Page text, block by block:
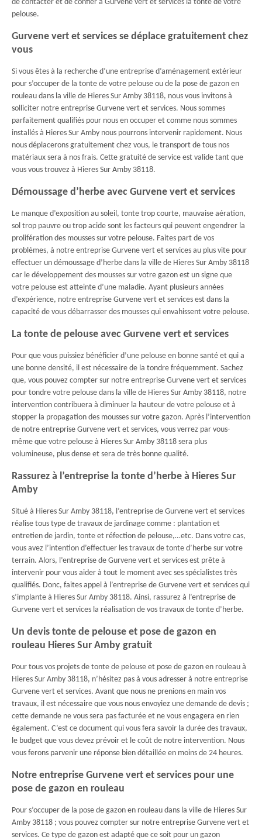
de contacter et de confier à Gurvene vert et services la tonte de votre
pelouse.
Gurvene vert et services se déplace gratuitement chez
vous
Si vous êtes à la recherche d’une entreprise d’aménagement extérieur
pour s’occuper de la tonte de votre pelouse ou de la pose de gazon en
rouleau dans la ville de Hieres Sur Amby 38118, nous vous invitons à
solliciter notre entreprise Gurvene vert et services. Nous sommes
parfaitement qualifiés pour nous en occuper et comme nous sommes
installés à Hieres Sur Amby nous pourrons intervenir rapidement. Nous
nous déplacerons gratuitement chez vous, le transport de tous nos
matériaux sera à nos frais. Cette gratuité de service est valide tant que
vous vous trouvez à Hieres Sur Amby 38118.
Démoussage d’herbe avec Gurvene vert et services
Le manque d’exposition au soleil, tonte trop courte, mauvaise aération,
sol trop pauvre ou trop acide sont les facteurs qui peuvent engendrer la
prolifération des mousses sur votre pelouse. Faites part de vos
problèmes, à notre entreprise Gurvene vert et services au plus vite pour
effectuer un démoussage d’herbe dans la ville de Hieres Sur Amby 38118
car le développement des mousses sur votre gazon est un signe que
votre pelouse est atteinte d’une maladie. Ayant plusieurs années
d’expérience, notre entreprise Gurvene vert et services est dans la
capacité de vous débarrasser des mousses qui envahissent votre pelouse.
La tonte de pelouse avec Gurvene vert et services
Pour que vous puissiez bénéficier d’une pelouse en bonne santé et qui a
une bonne densité, il est nécessaire de la tondre fréquemment. Sachez
que, vous pouvez compter sur notre entreprise Gurvene vert et services
pour tondre votre pelouse dans la ville de Hieres Sur Amby 38118, notre
intervention contribuera à diminuer la hauteur de votre pelouse et à
stopper la propagation des mousses sur votre gazon. Après l’intervention
de notre entreprise Gurvene vert et services, vous verrez par vous-
même que votre pelouse à Hieres Sur Amby 38118 sera plus
volumineuse, plus dense et sera de très bonne qualité.
Rassurez à l’entreprise la tonte d’herbe à Hieres Sur
Amby
Situé à Hieres Sur Amby 38118, l’entreprise de Gurvene vert et services
réalise tous type de travaux de jardinage comme : plantation et
entretien de jardin, tonte et réfection de pelouse,…etc. Dans votre cas,
vous avez l’intention d’effectuer les travaux de tonte d’herbe sur votre
terrain. Alors, l’entreprise de Gurvene vert et services est prête à
intervenir pour vous aider à tout le moment avec ses spécialistes très
qualifiés. Donc, faites appel à l’entreprise de Gurvene vert et services qui
s’implante à Hieres Sur Amby 38118. Ainsi, rassurez à l’entreprise de
Gurvene vert et services la réalisation de vos travaux de tonte d’herbe.
Un devis tonte de pelouse et pose de gazon en
rouleau Hieres Sur Amby gratuit
Pour tous vos projets de tonte de pelouse et pose de gazon en rouleau à
Hieres Sur Amby 38118, n’hésitez pas à vous adresser à notre entreprise
Gurvene vert et services. Avant que nous ne prenions en main vos
travaux, il est nécessaire que vous nous envoyiez une demande de devis ;
cette demande ne vous sera pas facturée et ne vous engagera en rien
également. C’est ce document qui vous fera savoir la durée des travaux,
le budget que vous devez prévoir et le coût de notre intervention. Nous
vous ferons parvenir une réponse bien détaillée en moins de 24 heures.
Notre entreprise Gurvene vert et services pour une
pose de gazon en rouleau
Pour s’occuper de la pose de gazon en rouleau dans la ville de Hieres Sur
Amby 38118 ; vous pouvez compter sur notre entreprise Gurvene vert et
services. Ce type de gazon est adapté que ce soit pour un gazon